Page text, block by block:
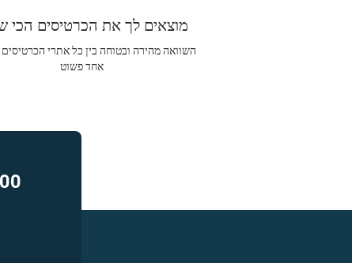
מוצאים לך את הכרטיסים הכי
השוואה מהירה ובטוחה בין כל אתרי
אחד פשוט